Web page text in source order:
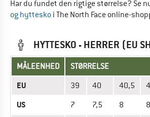
Har du fundet den rigtige størrelse? Se
og hyttesko i The North Face online-
HYTTESKO - HERRER (EU
MÅLEENHED STØRRELSE
EU 39 40 40,5
US 7 7,5 8